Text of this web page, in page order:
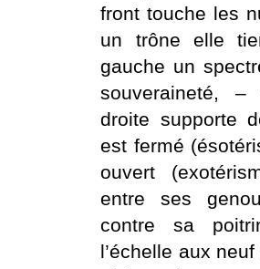
front touche les
un trône elle
gauche un
souveraineté,
droite supporte
est fermé
ouvert
entre ses
contre sa
l’échelle aux